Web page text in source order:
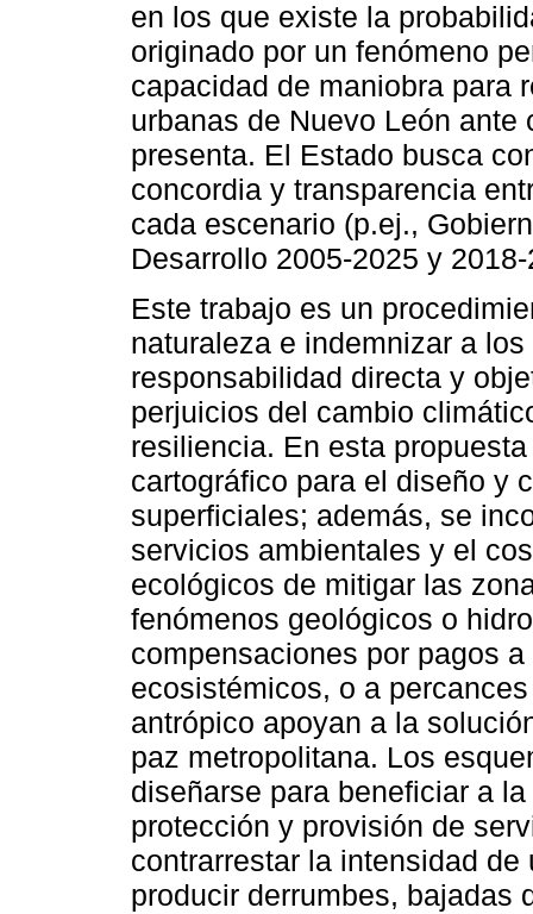
en los que existe la
originado por un fenómeno
capacidad de maniobra para
urbanas de Nuevo León
presenta. El Estado busca
concordia y transparencia
cada escenario (p.ej.,
Desarrollo 2005-2025 y
Este trabajo es un
naturaleza e indemnizar a
responsabilidad directa y
perjuicios del cambio
resiliencia. En esta
cartográfico para el diseño y
superficiales; además, se
servicios ambientales y el
ecológicos de mitigar las
fenómenos geológicos o
compensaciones por pagos
ecosistémicos, o a
antrópico apoyan a la
paz metropolitana. Los
diseñarse para beneficiar a
protección y provisión de
contrarrestar la intensidad
producir derrumbes, bajadas